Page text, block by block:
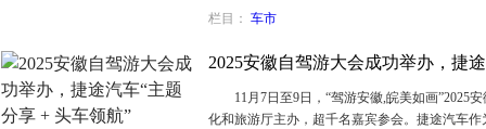
栏目： 车市
2025安徽自驾游大会成功举办，捷
11月7日至9日，“驾游安徽,皖美如画”2025
化和旅游厅主办，超千名嘉宾参会。捷途汽车